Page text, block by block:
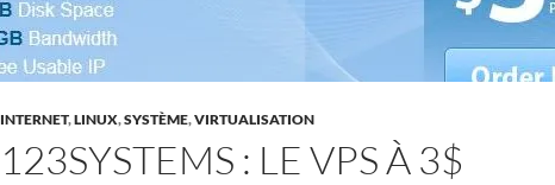
INTERNET,LINUX,SYSTÈME,VIRTUALISATION
123SYSTEMS : LE VPS À 3$